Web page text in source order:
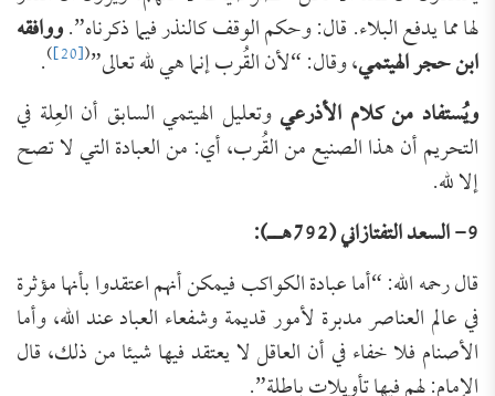
لها مما يدفع البلاء. قال: وحكم الوقف كالنذر فيما ذكرناه”.ووافقه
ابن حجر الهيتمي، وقال: “لأن القُرب إنما هي لله تعالى”(
[20]
)
.
ويُستفاد من كلام الأذرعيوتعليل الهيتمي السابق أن العِلة في
التحريم أن هذا الصنيع من القُرب، أي: من العبادة التي لا تصح
إلا لله.
9- السعد التفتازاني (792هــ):
قال رحمه الله: “أما عبادة الكواكب فيمكن أنهم اعتقدوا بأنها مؤثرة
في عالم العناصر مدبرة لأمور قديمة وشفعاء العباد عند الله، وأما
الأصنام فلا خفاء في أن العاقل لا يعتقد فيها شيئا من ذلك، قال